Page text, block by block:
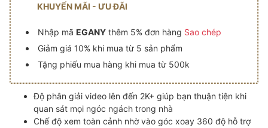
KHUYẾN MÃI - ƯU ĐÃI
Nhập mã EGANYthêm 5% đơn hàng Sao chép
Giảm giá 10% khi mua từ 5 sản phẩm
Tặng phiếu mua hàng khi mua từ 500k
Độ phân giải video lên đến 2K+ giúp bạn thuận tiện khi
quan sát mọi ngóc ngách trong nhà
Chế độ xem toàn cảnh nhờ vào góc xoay 360 độ hỗ trợ